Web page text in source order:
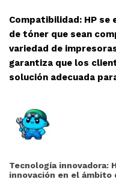
Compatibilidad: HP
de tóner que sean
variedad de
garantiza que los
solución adecuada
Tecnología innovadora:
innovación en el